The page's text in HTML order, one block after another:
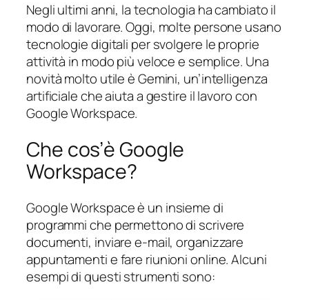
Negli ultimi anni, la tecnologia ha cambiato il
modo di lavorare. Oggi, molte persone usano
tecnologie digitali per svolgere le proprie
attività in modo più veloce e semplice. Una
novità molto utile è Gemini, un’intelligenza
artificiale che aiuta a gestire il lavoro con
Google Workspace.
Che cos’è Google
Workspace?
Google Workspace è un insieme di
programmi che permettono di scrivere
documenti, inviare e-mail, organizzare
appuntamenti e fare riunioni online. Alcuni
esempi di questi strumenti sono: